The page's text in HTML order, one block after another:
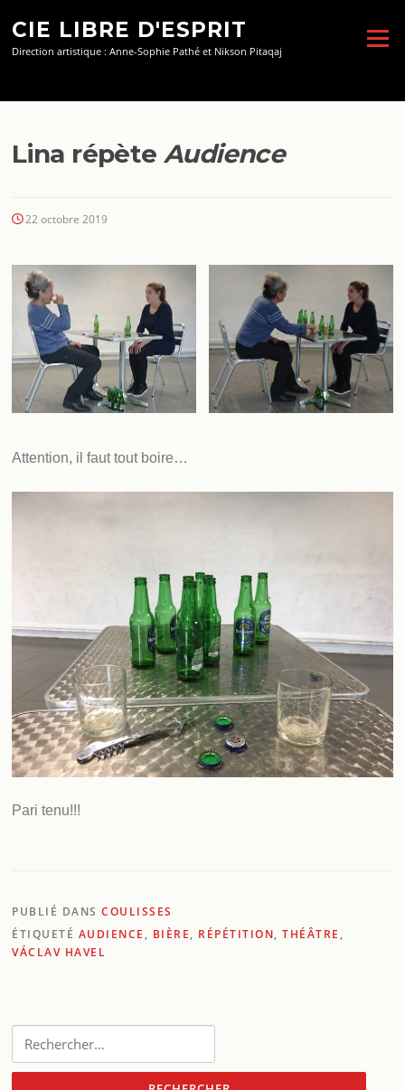
contenu
CIE LIBRE D'ESPRIT
Direction artistique : Anne-Sophie Pathé et Nikson Pitaqaj
Menu
Lina répète Audience
22 octobre 2019
Attention, il faut tout boire…
Pari tenu!!!
PUBLIÉ DANSCOULISSES
ÉTIQUETÉ AUDIENCE , BIÈRE, RÉPÉTITION,THÉÂTRE ,
VÁCLAV HAVEL